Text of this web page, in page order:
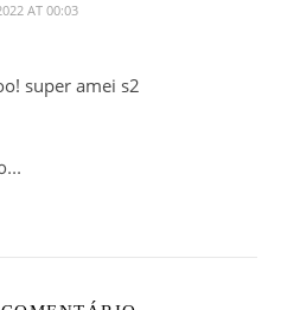
AT 00:03
super amei s2